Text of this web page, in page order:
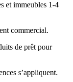
et immeubles 1-4
commercial.
de prêt pour
s’appliquent.